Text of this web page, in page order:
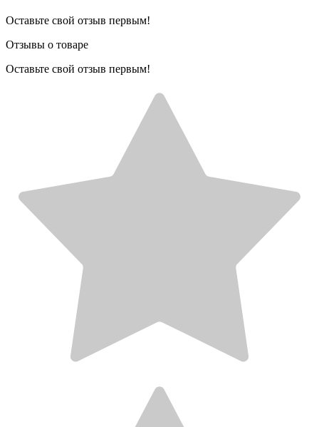
Оставьте свой отзыв первым!
Отзывы о товаре
Оставьте свой отзыв первым!